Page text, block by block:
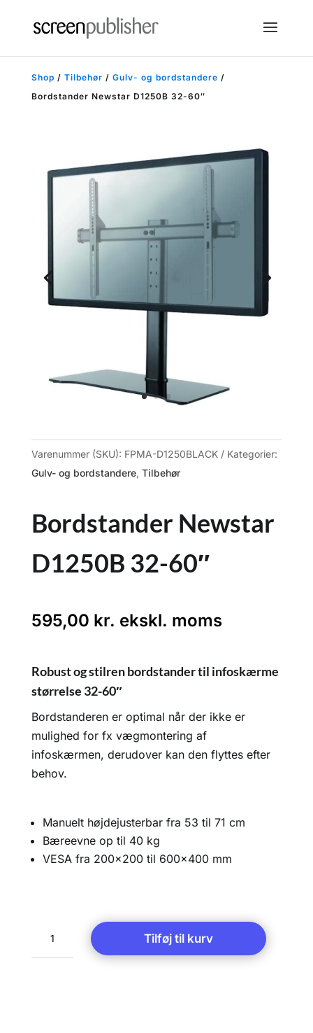
Shop / Tilbehør / Gulv- og bordstandere /
Bordstander Newstar D1250B 32-60″
Varenummer (SKU): FPMA-D1250BLACK
Kategorier:
Gulv- og bordstandere, Tilbehør
Bordstander Newstar
D1250B 32-60″
595,00 kr. ekskl. moms
Robust og stilren bordstander til infoskærme
størrelse 32-60″
Bordstanderen er optimal når der ikke er
mulighed for fx vægmontering af
infoskærmen, derudover kan den flyttes efter
behov.
Manuelt højdejusterbar fra 53 til 71 cm
Bæreevne op til 40 kg
VESA fra 200×200 til 600×400 mm
Bordstander
Newstar
Tilføj til kurv